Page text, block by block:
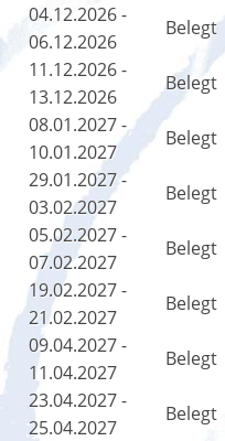
04.12.2026 -
06.12.2026
Belegt
11.12.2026 -
13.12.2026
Belegt
08.01.2027 -
10.01.2027
Belegt
29.01.2027 -
03.02.2027
Belegt
05.02.2027 -
07.02.2027
Belegt
19.02.2027 -
21.02.2027
Belegt
09.04.2027 -
11.04.2027
Belegt
23.04.2027 -
25.04.2027
Belegt